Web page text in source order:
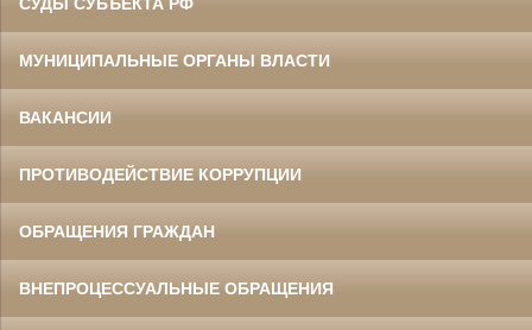
МУНИЦИПАЛЬНЫЕ ОРГАНЫ ВЛАСТИ
ВАКАНСИИ
ПРОТИВОДЕЙСТВИЕ КОРРУПЦИИ
ОБРАЩЕНИЯ ГРАЖДАН
ВНЕПРОЦЕССУАЛЬНЫЕ ОБРАЩЕНИЯ